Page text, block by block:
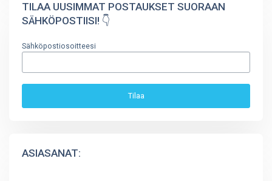
TILAA UUSIMMAT POSTAUKSET SUORAAN
SÄHKÖPOSTIISI! 👇
Sähköpostiosoitteesi
ASIASANAT: